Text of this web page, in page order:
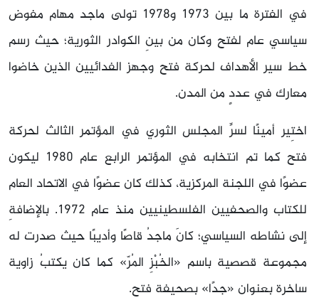
في الفترة ما بين 1973 و1978 تولى ماجد مهام مفوض
سياسي عام لفتح وكان من بينِ الكوادر الثورية؛ حيث رسم
خط سير الأهداف لحركة فتح وجهز الفدائيين الذين خاضوا
معارك في عددٍ من المدن.
اختِير أمينًا لسرِّ المجلس الثوري في المؤتمر الثالث لحركة
فتح كما تم انتخابه في المؤتمر الرابع عام 1980 ليكون
عضوًا في اللجنة المركزية، كذلك كان عضوًا في الاتحاد العام
للكتاب والصحفيين الفلسطينيين منذ عام 1972. بالإضافةِ
إلى نشاطه السياسي؛ كانَ ماجدُ قاصًا وأديبًا حيث صدرت له
مجموعة قصصية باسم «الخُبْزِ المُرّ» كما كان يكتبُ زاوية
ساخرة بعنوان «جدًا» بصحيفة فتح.